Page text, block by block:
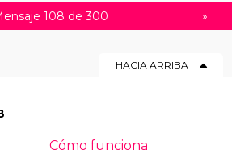
108 de 300 »
HACIA ARRIBA
Cómo funciona